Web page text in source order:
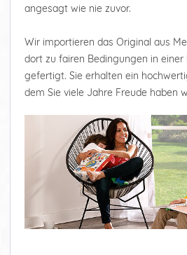
angesagt wie nie zuvor.
Wir importieren das Original aus
dort zu fairen Bedingungen in
gefertigt. Sie erhalten ein
dem Sie viele Jahre Freude haben